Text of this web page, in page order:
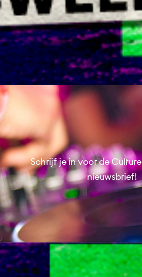
Foodgame - Travelling Farm
Skills
Berlijnplein
Zo 30 okt. 12:00; 14:00; 16:00
Beeldende beweging
Schrijf je in voor de
nieuwsbrief!
Sitemap